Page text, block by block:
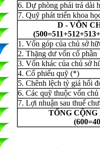
6. Dự phòng phải trả dài
7. Quỹ phát triển khoa
D - VỐN
1. Vốn góp của chủ sở
2. Thặng dư vốn cổ phần
3. Vốn khác của chủ sở
4. Cổ phiếu quỹ (*)
5. Chênh lệch tỷ giá hối
6. Các quỹ thuộc vốn chủ
7. Lợi nhuận sau thuế
TỔNG CỘNG